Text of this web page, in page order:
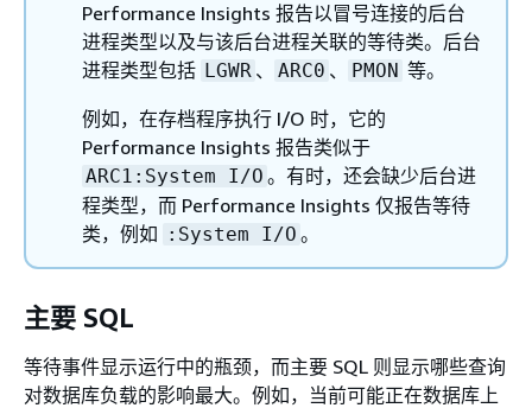
Performance Insights 报告以冒号连接的后台
进程类型以及与该后台进程关联的等待类。后台
进程类型包括 LGWR 、 ARC0 、 PMON 等。
例如，在存档程序执行 I/O 时，它的
Performance Insights 报告类似于
ARC1:System I/O 。有时，还会缺少后台进
程类型，而 Performance Insights 仅报告等待
类，例如 :System I/O 。
主要 SQL
等待事件显示运行中的瓶颈，而主要 SQL 则显示哪些查询
对数据库负载的影响最大。例如，当前可能正在数据库上